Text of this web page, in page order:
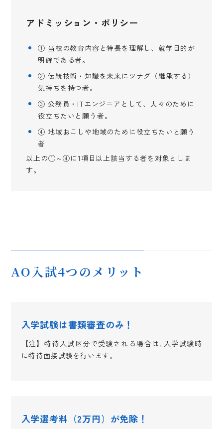
アドミッション・ポリシー
① 当校の教育内容と特長を理解し、就学目的が
明確である者。
② 伝統技術・知識を未来にツナグ（継承する）
気持ちを持つ者。
③ 公務員・ITエンジニアとして、人々のために
役立ちたいと願う者。
④ 地域おこしや地域のために役立ちたいと願う
者
以上の①～④に1項目以上該当する者を対象としま
す。
AO入試4つのメリット
入学試験は書類審査のみ！
【注】特待入試区分で受験される場合は､入学試験時
に特待面接試験を行います。
入学選考料（2万円）が免除！